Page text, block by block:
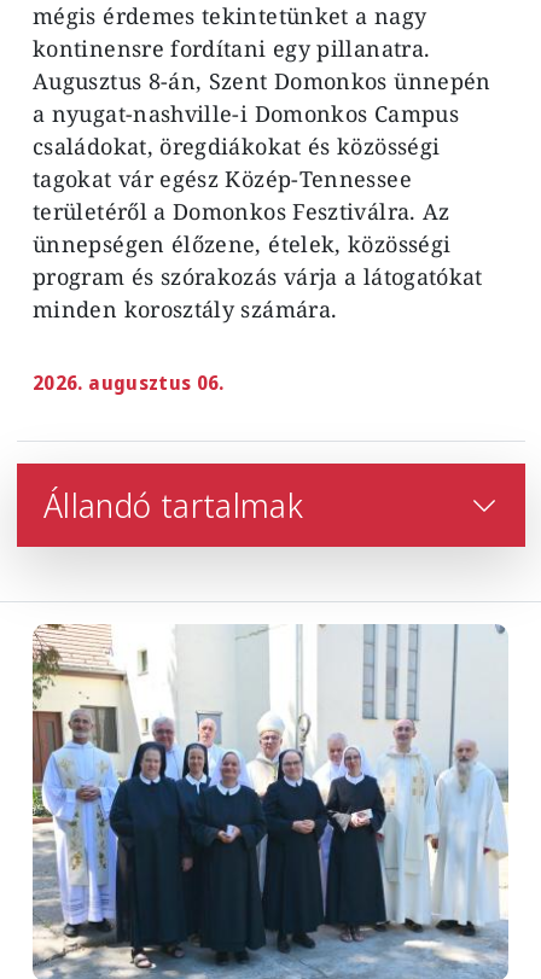
mégis érdemes tekintetünket a nagy
kontinensre fordítani egy pillanatra.
Augusztus 8-án, Szent Domonkos ünnepén
a nyugat-nashville-i Domonkos Campus
családokat, öregdiákokat és közösségi
tagokat vár egész Közép-Tennessee
területéről a Domonkos Fesztiválra. Az
ünnepségen élőzene, ételek, közösségi
program és szórakozás várja a látogatókat
minden korosztály számára.
2026. augusztus 06.
Állandó tartalmak
Image